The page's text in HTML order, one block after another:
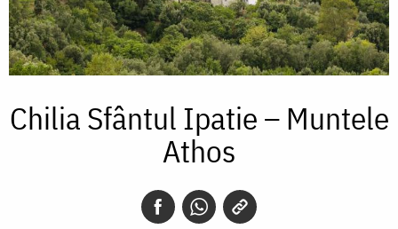
Chilia Sfântul Ipatie – Muntele
Athos